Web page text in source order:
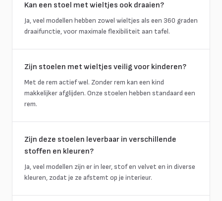
Kan een stoel met wieltjes ook draaien?
Ja, veel modellen hebben zowel wieltjes als een 360 graden
draaifunctie, voor maximale flexibiliteit aan tafel.
Zijn stoelen met wieltjes veilig voor kinderen?
Met de rem actief wel. Zonder rem kan een kind
makkelijker afglijden. Onze stoelen hebben standaard een
rem.
Zijn deze stoelen leverbaar in verschillende
stoffen en kleuren?
Ja, veel modellen zijn er in leer, stof en velvet en in diverse
kleuren, zodat je ze afstemt op je interieur.